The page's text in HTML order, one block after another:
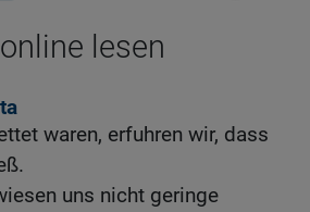
lesen
waren, erfuhren wir, dass
uns nicht geringe